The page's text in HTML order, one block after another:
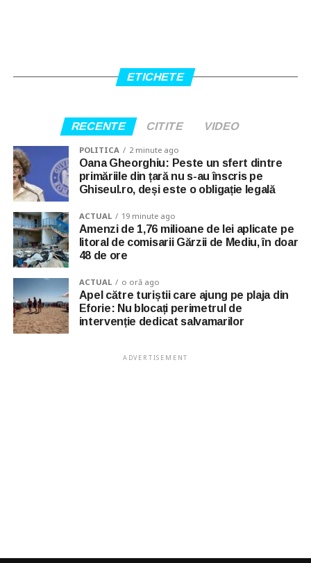
ETICHETE
RECENTE CITITE VIDEO
POLITICA 2 minute ago
Oana Gheorghiu: Peste un sfert dintre
primăriile din țară nu s-au înscris pe
Ghiseul.ro, deși este o obligație legală
ACTUAL 19 minute ago
Amenzi de 1,76 milioane de lei aplicate pe
litoral de comisarii Gărzii de Mediu, în doar
48 de ore
ACTUAL o oră ago
Apel către turiștii care ajung pe plaja din
Eforie: Nu blocați perimetrul de
intervenție dedicat salvamarilor
ADVERTISEMENT